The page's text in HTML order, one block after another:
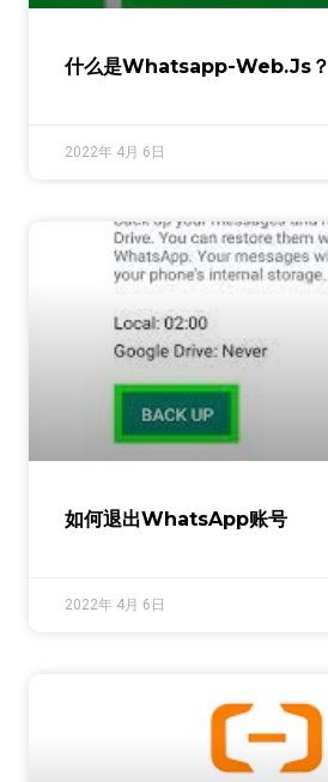
什么是whatsapp-Web.js？
2022年 4月 6日
如何退出WhatsApp账号
2022年 4月 6日